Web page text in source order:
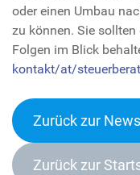
oder einen Umbau
zu können. Sie
Folgen im Blick
kontakt/at/
Zurück zur
Zurück zur